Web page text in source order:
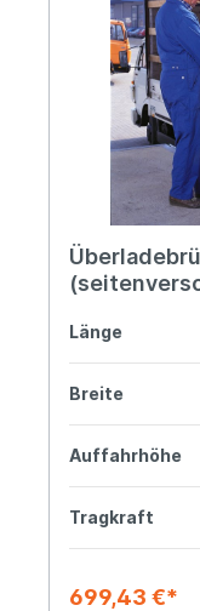
Länge
Breite
Auffahrhöhe
Tragkraft
699,43 €*